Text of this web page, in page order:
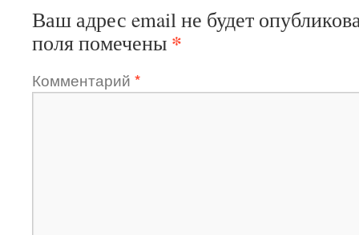
Ваш адрес email не будет
поля помечены *
Комментарий *